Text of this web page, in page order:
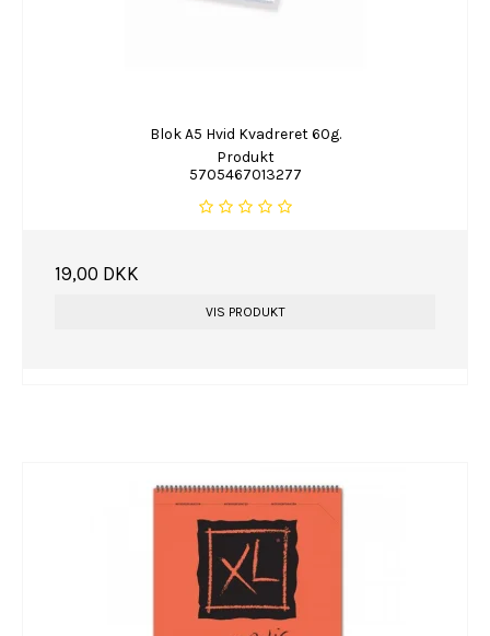
Blok A5 Hvid Kvadreret 60g.
Produkt
5705467013277
19,00 DKK
VIS PRODUKT